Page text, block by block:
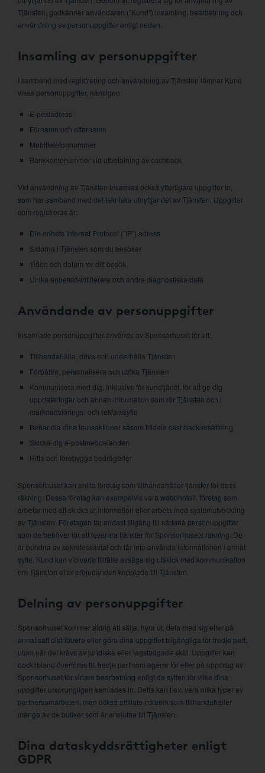
Tjänsten, godkänner användaren ("Kund") insamling, bearbetning och
användning av personuppgifter enligt nedan.
Insamling av personuppgifter
I samband med registrering och användning av Tjänsten lämnar Kund
vissa personuppgifter, nämligen:
E-postadress
Förnamn och efternamn
Mobiltelefonnummer
Bankkontonummer vid utbetalning av cashback
Vid användning av Tjänsten insamlas också ytterligare uppgifter in,
som har samband med det tekniska utnyttjandet av Tjänsten. Uppgifter
som registreras är:
Din enhets Internet Protocol ("IP") adress
Sidorna i Tjänsten som du besöker
Tiden och datum för ditt besök
Unika enhetsidentifierare och andra diagnostiska data
Användande av personuppgifter
Insamlade personuppgifter används av Sponsorhuset för att:
Tillhandahålla, driva och underhålla Tjänsten
Förbättra, personalisera och utöka Tjänsten
Kommunicera med dig, inklusive för kundtjänst, för att ge dig
uppdateringar och annan information som rör Tjänsten och i
marknadsförings- och reklamsyfte
Behandla dina transaktioner såsom tilldela cashback/ersättning
Skicka dig e-postmeddelanden
Hitta och förebygga bedrägerier
Sponsorhuset kan anlita företag som tillhandahåller tjänster för dess
räkning. Dessa företag kan exempelvis vara webbhotell, företag som
arbetar med att skicka ut information eller arbeta med systemutveckling
av Tjänsten. Företagen får endast tillgång till sådana personuppgifter
som de behöver för att leverera tjänster för Sponsorhusets räkning. De
är bundna av sekretessavtal och får inte använda informationen i annat
syfte. Kund kan vid varje tillfälle avsäga sig utskick med kommunikation
om Tjänsten eller erbjudanden kopplade till Tjänsten.
Delning av personuppgifter
Sponsorhuset kommer aldrig att sälja, hyra ut, dela med sig eller på
annat sätt distribuera eller göra dina uppgifter tillgängliga för tredje part,
utom när det krävs av juridiska eller lagstadgade skäl. Uppgifter kan
dock ibland överföras till tredje part som agerar för eller på uppdrag av
Sponsorhuset för vidare bearbetning enligt de syften för vilka dina
uppgifter ursprungligen samlades in. Detta kan t.ex. vara olika typer av
partnersamarbeten, men också affiliate-nätverk som tillhandahåller
många av de butiker som är anslutna till Tjänsten.
Dina dataskyddsrättigheter enligt
GDPR